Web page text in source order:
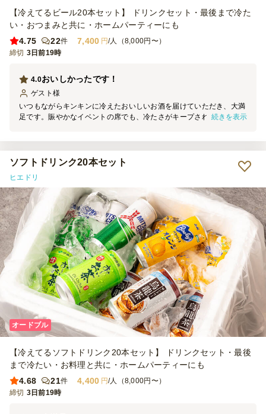
【冷えてるビール20本セット】 ドリンクセット・最後まで冷た
い・おつまみと共に・ホームパーティーにも
4.75
22件 7,400 円/人（8,000円〜）
締切 3日前19時
おいしかったです！
4.0
ゲスト 様
いつもながらキンキンに冷えたおいしいお酒を届けていただき、大満
足です。賑やかなイベントの席でも、冷たさがキープされたお酒は格
続きを表示
ソフトドリンク20本セット
ヒエドリ
オードブル
【冷えてるソフトドリンク20本セット】 ドリンクセット・最後
まで冷たい・お料理と共に・ホームパーティーにも
4.68
21件 4,400 円/人（8,000円〜）
締切 3日前19時